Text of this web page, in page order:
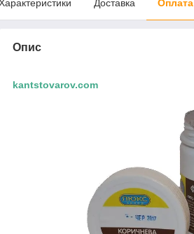
Доставка Оплата
Опис
kantstovarov.com